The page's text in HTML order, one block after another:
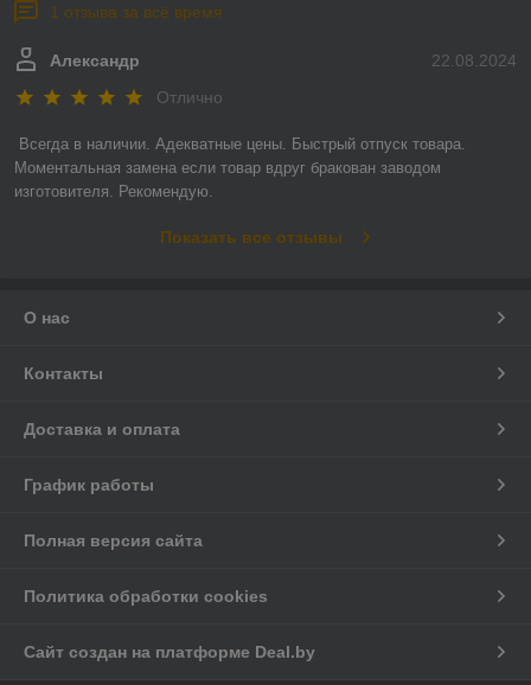
1 отзыва за всё время
22.08.2024
Александр
Отлично
Всегда в наличии. Адекватные цены. Быстрый отпуск товара.
Моментальная замена если товар вдруг бракован заводом
изготовителя. Рекомендую.
Показать все отзывы
О нас
Контакты
Доставка и оплата
График работы
Полная версия сайта
Политика обработки cookies
Сайт создан на платформе Deal.by